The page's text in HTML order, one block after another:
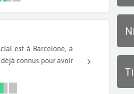
connus pour avoir